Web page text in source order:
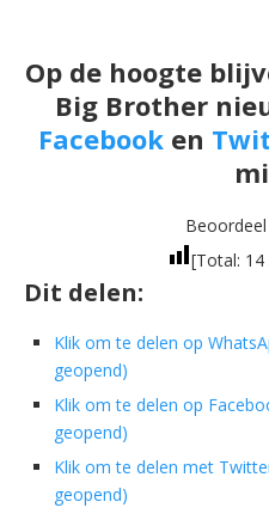
Op de hoogte
Big Brother
Facebook en
[Total: 14
Dit delen:
Klik om te delen op
geopend)
Klik om te delen op
geopend)
Klik om te delen met
geopend)